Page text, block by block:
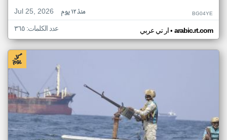
Jul 25, 2026
منذ ١٢ يوم BG04YE
ار تي عربي• arabic.rt.com عدد الكلمات: ٣٦٥